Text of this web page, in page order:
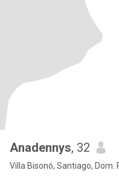
Anadennys, 32
Villa Bisonó, Santiago, Dom.